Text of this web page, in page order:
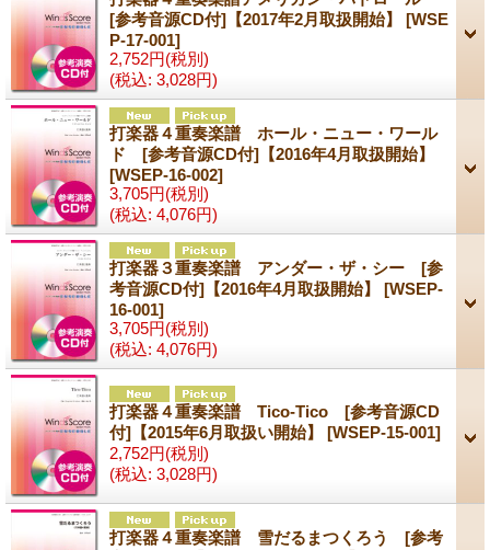
[参考音源CD付]【2017年2月取扱開始】 [WSE
P-17-001]
2,752円(税別)
(税込: 3,028円)
打楽器４重奏楽譜 ホール・ニュー・ワール
ド [参考音源CD付]【2016年4月取扱開始】
[WSEP-16-002]
3,705円(税別)
(税込: 4,076円)
打楽器３重奏楽譜 アンダー・ザ・シー [参
考音源CD付]【2016年4月取扱開始】 [WSEP-
16-001]
3,705円(税別)
(税込: 4,076円)
打楽器４重奏楽譜 Tico-Tico [参考音源CD
付]【2015年6月取扱い開始】 [WSEP-15-001]
2,752円(税別)
(税込: 3,028円)
打楽器４重奏楽譜 雪だるまつくろう [参考